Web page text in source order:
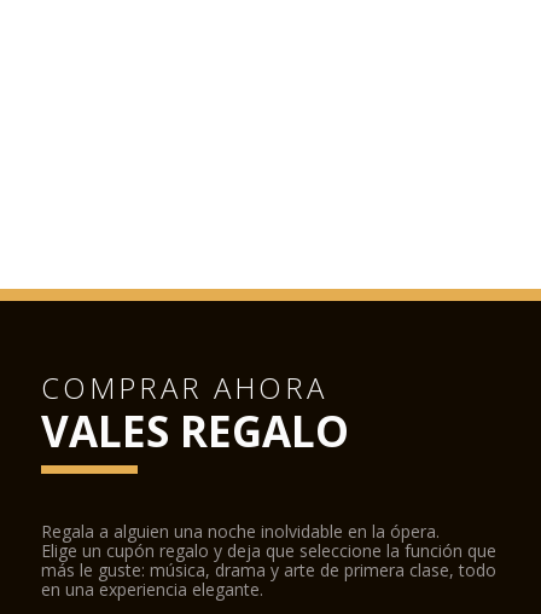
COMPRAR AHORA
VALES REGALO
Regala a alguien una noche inolvidable en la ópera.
Elige un cupón regalo y deja que seleccione la función que
más le guste: música, drama y arte de primera clase, todo
en una experiencia elegante.